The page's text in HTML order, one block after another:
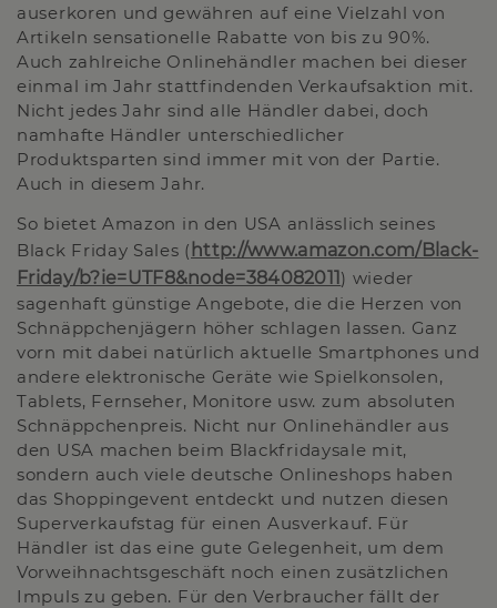
auserkoren und gewähren auf eine Vielzahl von
Artikeln sensationelle Rabatte von bis zu 90%.
Auch zahlreiche Onlinehändler machen bei dieser
einmal im Jahr stattfindenden Verkaufsaktion mit.
Nicht jedes Jahr sind alle Händler dabei, doch
namhafte Händler unterschiedlicher
Produktsparten sind immer mit von der Partie.
Auch in diesem Jahr.
So bietet Amazon in den USA anlässlich seines
Black Friday Sales ( http://www.amazon.com/Black-
Friday/b?ie=UTF8&node=384082011) wieder
sagenhaft günstige Angebote, die die Herzen von
Schnäppchenjägern höher schlagen lassen. Ganz
vorn mit dabei natürlich aktuelle Smartphones und
andere elektronische Geräte wie Spielkonsolen,
Tablets, Fernseher, Monitore usw. zum absoluten
Schnäppchenpreis. Nicht nur Onlinehändler aus
den USA machen beim Blackfridaysale mit,
sondern auch viele deutsche Onlineshops haben
das Shoppingevent entdeckt und nutzen diesen
Superverkaufstag für einen Ausverkauf. Für
Händler ist das eine gute Gelegenheit, um dem
Vorweihnachtsgeschäft noch einen zusätzlichen
Impuls zu geben. Für den Verbraucher fällt der